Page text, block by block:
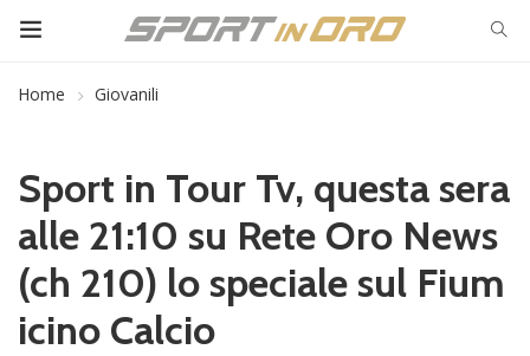
Home Giovanili
Sport in Tour Tv, questa sera
alle 21:10 su Rete Oro News
(ch 210) lo speciale sul Fium
icino Calcio